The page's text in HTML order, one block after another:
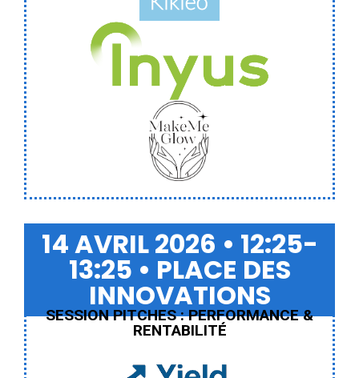
INYUS
MAKE ME GLOW - HOSPITALITY
14 AVRIL 2026 • 12:25-
13:25 • PLACE DES
INNOVATIONS
SESSION PITCHES : PERFORMANCE &
RENTABILITÉ